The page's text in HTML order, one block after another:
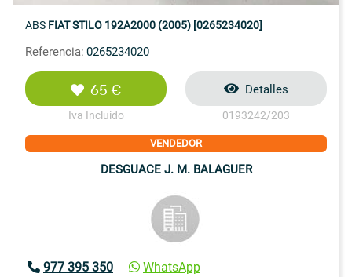
ABS FIAT STILO 192A2000 (2005) [0265234020]
Referencia: 0265234020
65 €
Iva Incluido
Detalles
0193242/203
VENDEDOR
DESGUACE J. M. BALAGUER
977 395 350 WhatsApp